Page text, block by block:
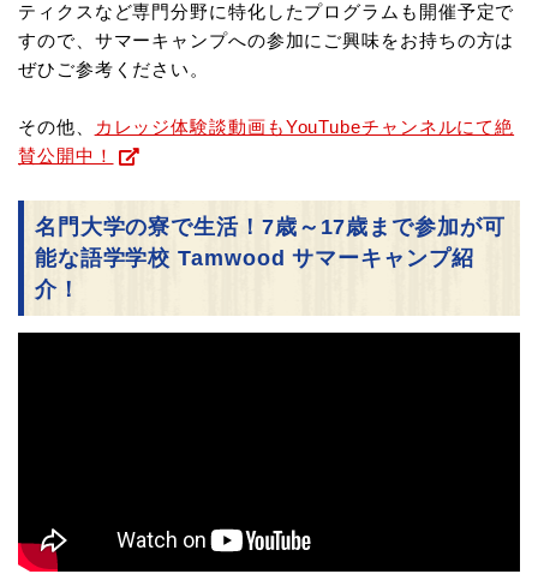
ティクスなど専門分野に特化したプログラムも開催予定で
すので、サマーキャンプへの参加にご興味をお持ちの方は
ぜひご参考ください。
その他、
カレッジ体験談動画もYouTubeチャンネルにて絶
賛公開中！
名門大学の寮で生活！7歳～17歳まで参加が可
能な語学学校 Tamwood サマーキャンプ紹
介！